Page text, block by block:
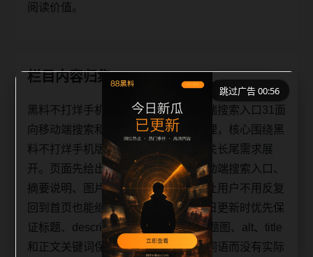
阅读价值。
栏目内容归集
黑料不打烊手机版入口今日黑料移动端搜索入口31面
向移动端搜索和站内连续阅读场景整理，核心围绕黑
料不打烊手机版入口、今日黑料和相关长尾需求展
开。页面先给出清晰主题，再补充移动端搜索入口、
摘要说明、图片语义和可点击入口，让用户不用反复
回到首页也能继续浏览同类内容。每日更新时优先保
证标题、description、canonical、主题图、alt、title
和正文关键词保持一致，避免只替换词语而没有实际
跳过广告 00:56